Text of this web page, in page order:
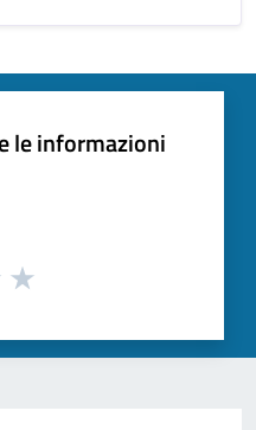
le informazioni